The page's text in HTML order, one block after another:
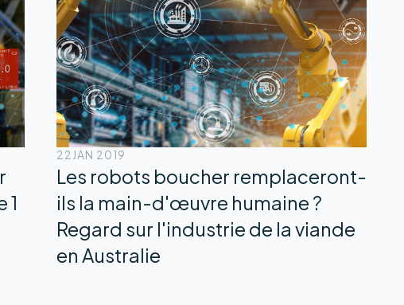
1
22 JAN 2019
Les robots boucher remplaceront-
ils la main-d'œuvre humaine ?
Regard sur l'industrie de la viande
en Australie